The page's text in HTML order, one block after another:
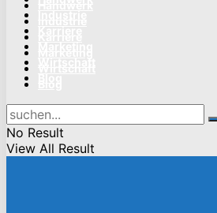
No Result
View All Result